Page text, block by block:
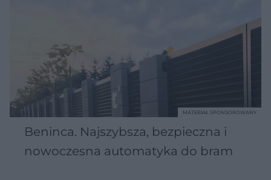
Beninca. Najszybsza, bezpieczna i
nowoczesna automatyka do bram
MATERIAŁ SPONSOROWANY